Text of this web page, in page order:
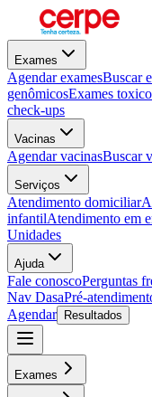
Exames
Agendar examesBuscar
genômicosExames
check-ups
Vacinas
Agendar vacinasBuscar
Serviços
Atendimento domiciliar
infantilAtendimento em
Unidades
Ajuda
Fale conoscoPerguntas
Nav DasaPré-
Agendar
Resultados
Exames